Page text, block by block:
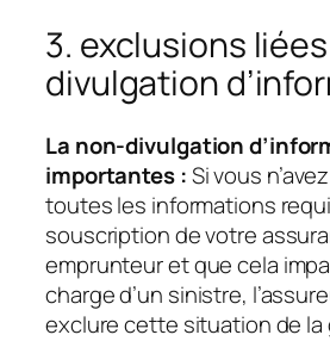
3. exclusions
divulgation
La non-divulgation
importantes :Si vous
toutes les informations
souscription de votre
emprunteur et que cela
charge d’un sinistre,
exclure cette situation de la